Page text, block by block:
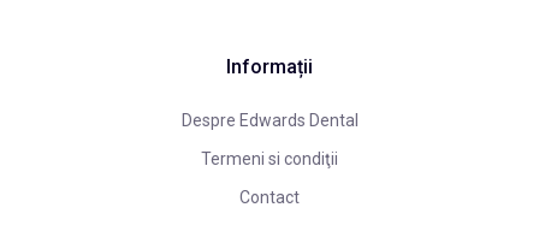
Informații
Despre Edwards Dental
Termeni si condiţii
Contact